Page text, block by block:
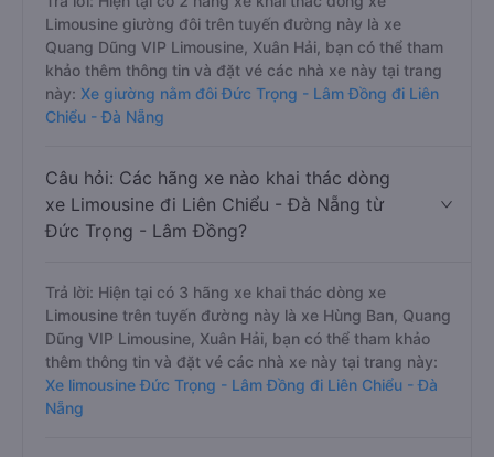
Limousine giường đôi trên tuyến đường này là xe
Quang Dũng VIP Limousine, Xuân Hải, bạn có thể tham
khảo thêm thông tin và đặt vé các nhà xe này tại trang
này: Xe giường nằm đôi Đức Trọng - Lâm Đồng đi Liên
Chiểu - Đà Nẵng
Câu hỏi: Các hãng xe nào khai thác dòng
xe Limousine đi Liên Chiểu - Đà Nẵng từ
Đức Trọng - Lâm Đồng?
Trả lời: Hiện tại có 3 hãng xe khai thác dòng xe
Limousine trên tuyến đường này là xe Hùng Ban, Quang
Dũng VIP Limousine, Xuân Hải, bạn có thể tham khảo
thêm thông tin và đặt vé các nhà xe này tại trang này:
Xe limousine Đức Trọng - Lâm Đồng đi Liên Chiểu - Đà
Nẵng